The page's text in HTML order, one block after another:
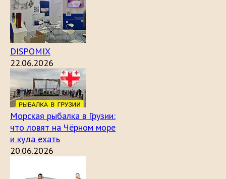
DISPOMIX
22.06.2026
Морская рыбалка в Грузии:
что ловят на Чёрном море
и куда ехать
20.06.2026